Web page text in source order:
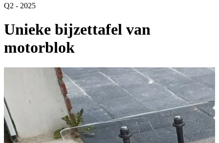
Q2 - 2025
Unieke bijzettafel van
motorblok